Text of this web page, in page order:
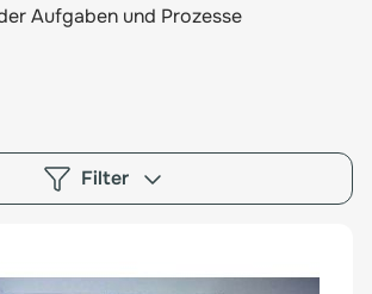
Aufgaben und Prozesse
Filter